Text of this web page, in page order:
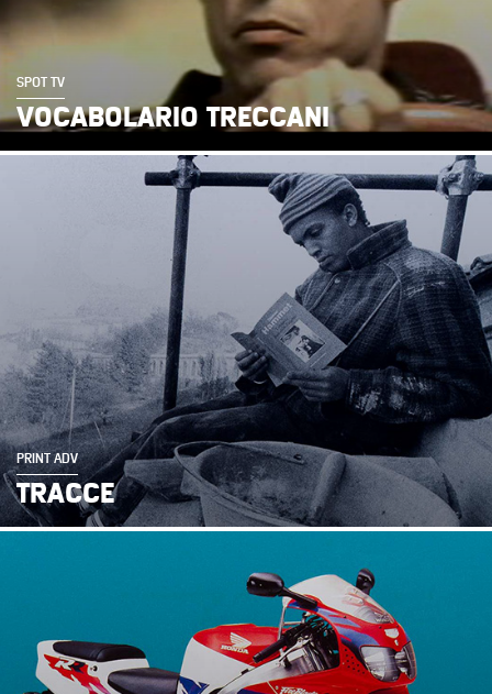
SPOT TV
VOCABOLARIO TRECCANI
PRINT ADV
TRACCE